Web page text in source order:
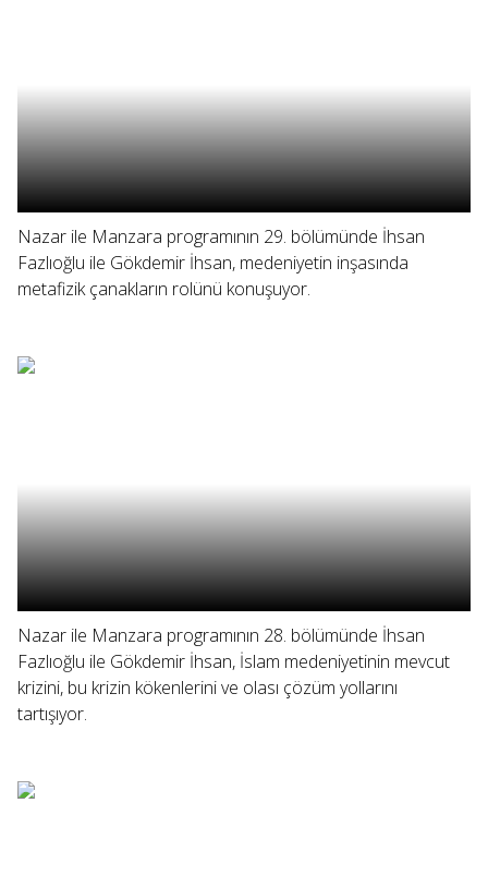
Nazar ile Manzara programının 29. bölümünde İhsan
Fazlıoğlu ile Gökdemir İhsan, medeniyetin inşasında
metafizik çanakların rolünü konuşuyor.
Nazar ile Manzara programının 28. bölümünde İhsan
Fazlıoğlu ile Gökdemir İhsan, İslam medeniyetinin mevcut
krizini, bu krizin kökenlerini ve olası çözüm yollarını
tartışıyor.